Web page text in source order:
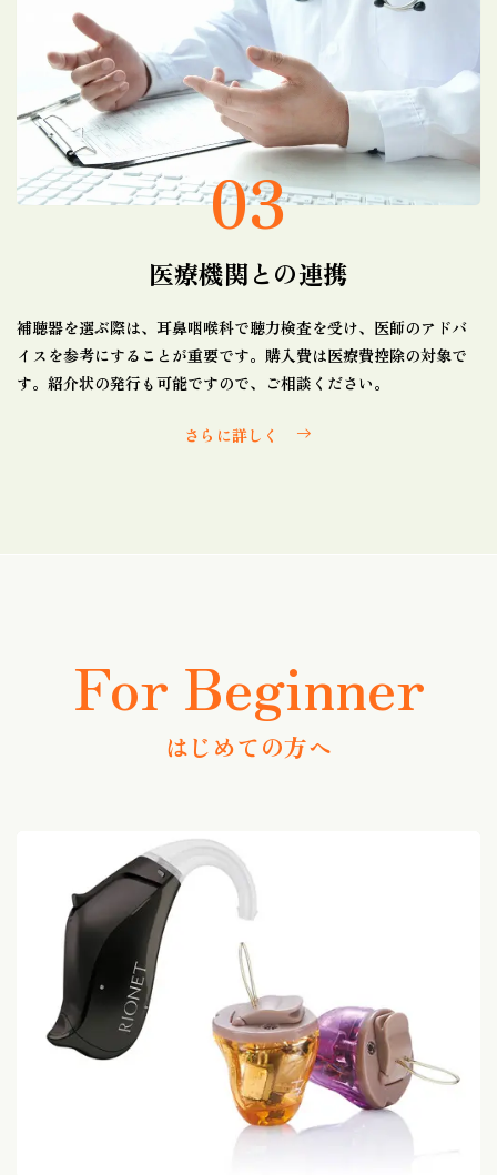
03
医療機関との連携
補聴器を選ぶ際は、耳鼻咽喉科で聴力検査を受け、医師のアドバ
イスを参考にすることが重要です。購入費は医療費控除の対象で
す。紹介状の発行も可能ですので、ご相談ください。
さらに詳しく
For Beginner
はじめての方へ